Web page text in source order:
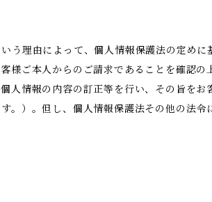
う理由によって、個人情報保護法の定め
様ご本人からのご請求であることを確認
人情報の内容の訂正等を行い、その旨を
。）。但し、個人情報保護法その他の法